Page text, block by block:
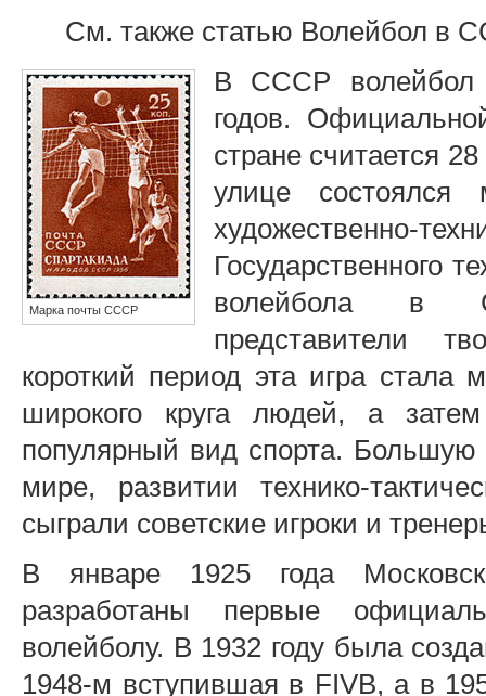
См. также статью Волейбол в
Марка почты СССР
В СССР волейбол
годов.
стране считается
улице
Государственного
волейбола в
представители
короткий период эта игра стала
широкого круга людей, а
популярный вид спорта.
мире, развитии технико-
сыграли советские игроки и
В январе 1925 года
разработаны первые
волейболу. В 1932 году была
1948-м вступившая в FIVB, а в